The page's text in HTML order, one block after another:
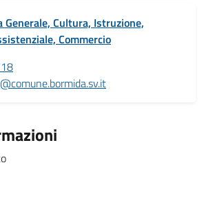
Generale, Cultura, Istruzione,
Commercio